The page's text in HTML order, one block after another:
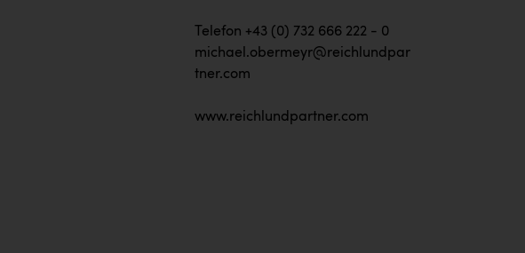
Telefon +43 (0) 732 666 222 - 0
michael.obermeyr@reichlundpar
tner.com
www.reichlundpartner.com